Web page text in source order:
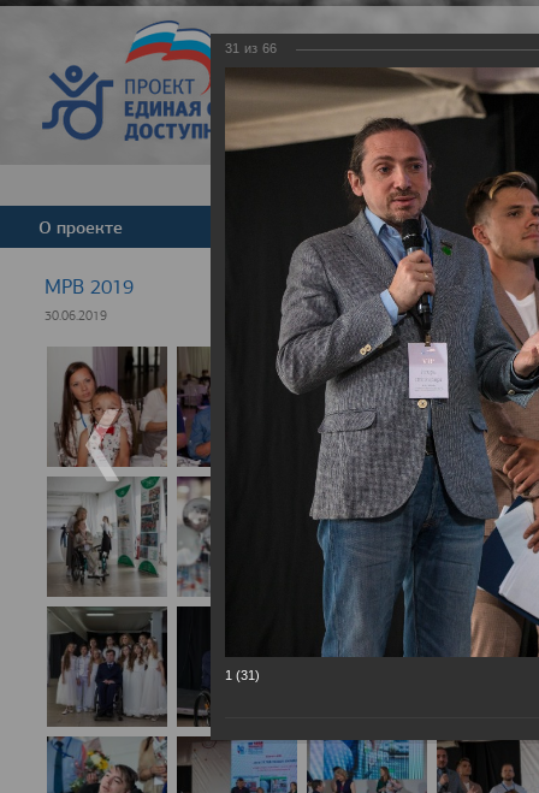
Версия для
О проекте Новости
МРВ 2019
30.06.2019
31 из 66
1 (31)